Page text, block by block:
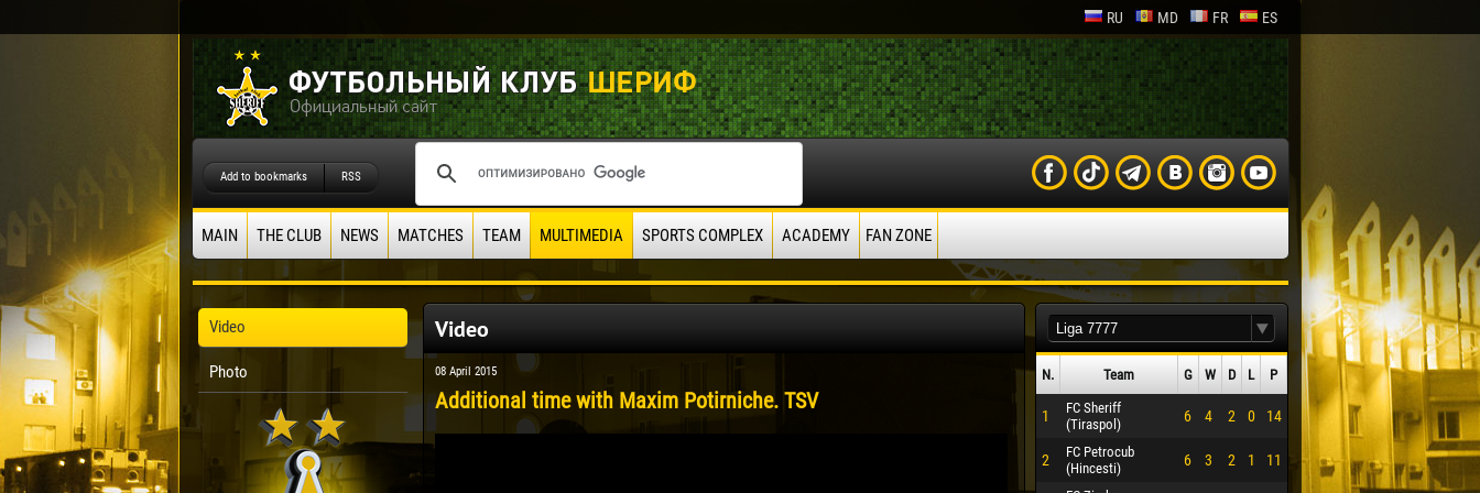
RU MD FR ES
Add to bookmarks RSS
MAIN THE CLUB NEWS MATCHES TEAM MULTIMEDIA SPORTS COMPLEX ACADEMY FAN ZONE
Video
Photo
Video
08 April 2015
Additional time with Maxim Potirniche. TSV
N. Team G W D L P
1
FC Sheriff
(Tiraspol)
6 4 2 0 14
2
FC Petrocub
(Hincesti)
6 3 2 1 11